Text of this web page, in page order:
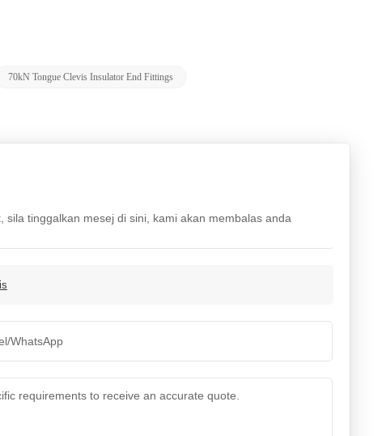
70kN Tongue Clevis Insulator End Fittings
tinggalkan mesej di sini, kami akan membalas anda